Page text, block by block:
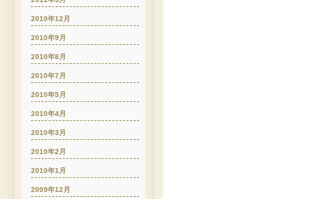
2010年12月
2010年9月
2010年8月
2010年7月
2010年5月
2010年4月
2010年3月
2010年2月
2010年1月
2009年12月